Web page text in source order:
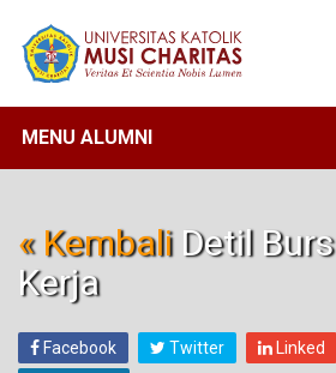
MENU ALUMNI
« KembaliDetil
Kerja
Facebook Twitter Linked